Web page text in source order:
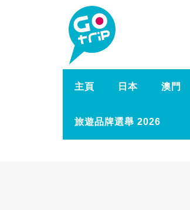
主頁 日本 澳門
旅遊品牌選舉 2026